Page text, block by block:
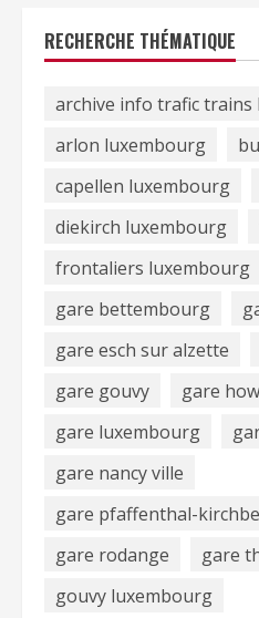
RECHERCHE THÉMATIQUE
archive info trafic
arlon luxembourg
capellen luxembourg
diekirch luxembourg
frontaliers luxembourg
gare bettembourg
gare esch sur alzette
gare gouvy
gare
gare luxembourg
gare nancy ville
gare pfaffenthal-
gare rodange
gare
gouvy luxembourg